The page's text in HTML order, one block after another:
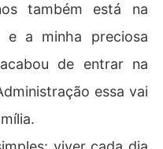
também está na
e a minha preciosa
de entrar na
essa vai